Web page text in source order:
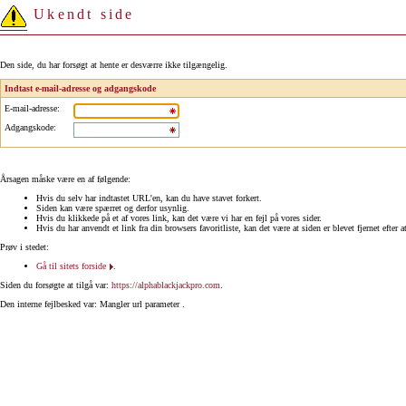
Ukendt side
Den side, du har forsøgt at hente er desværre ikke tilgængelig.
Indtast e-mail-adresse og adgangskode
E-mail-adresse:
Adgangskode:
Årsagen måske være en af følgende:
Hvis du selv har indtastet URL'en, kan du have stavet forkert.
Siden kan være spærret og derfor usynlig.
Hvis du klikkede på et af vores link, kan det være vi har en fejl på vores sider.
Hvis du har anvendt et link fra din browsers favoritliste, kan det være at siden er blevet fjernet efter
Prøv i stedet:
Gå til sitets forside
Siden du forsøgte at tilgå var: https://alphablackjackpro.com
Den interne fejlbesked var: Mangler url parameter .